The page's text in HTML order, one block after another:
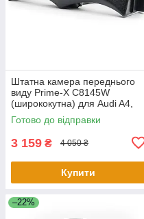
Штатна камера переднього
виду Prime-X C8145W
(ширококутна) для Audi A4,
A4L 2017-2018
Готово до відправки
3 159 ₴ 4 050 ₴
Купити
–22%